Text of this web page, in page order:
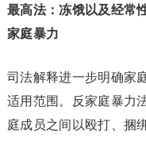
最高法：冻饿以及经常
家庭暴力
司法解释进一步明确家
适用范围。反家庭暴力
庭成员之间以殴打、捆